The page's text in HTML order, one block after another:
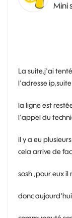
Mini
La suite,j'ai
l'adresse
la ligne est
l'appel du
il y a eu
cela arrive de
sosh ,pour eux
donc